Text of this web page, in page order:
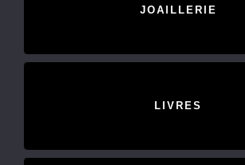
JOAILLERIE
LIVRES